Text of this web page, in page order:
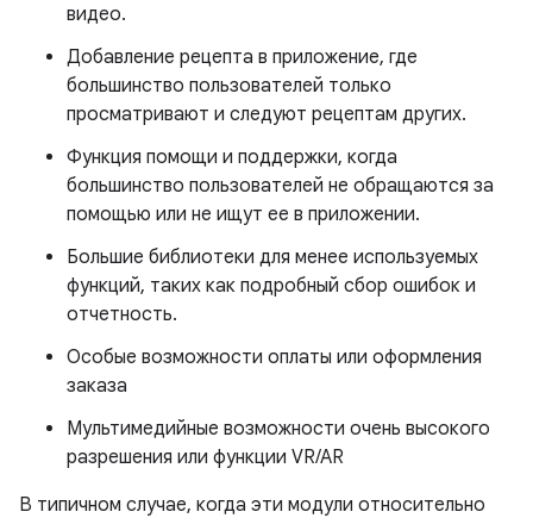
видео.
Добавление рецепта в приложение, где
большинство пользователей только
просматривают и следуют рецептам других.
Функция помощи и поддержки, когда
большинство пользователей не обращаются за
помощью или не ищут ее в приложении.
Большие библиотеки для менее используемых
функций, таких как подробный сбор ошибок и
отчетность.
Особые возможности оплаты или оформления
заказа
Мультимедийные возможности очень высокого
разрешения или функции VR/AR
В типичном случае, когда эти модули относительно